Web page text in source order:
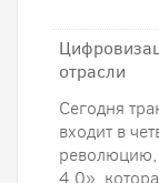
отрасли
Сегодня
входит в
революцию,
4.0»,